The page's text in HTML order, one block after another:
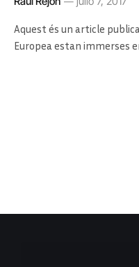
Aquest és un article
Europea estan immerses